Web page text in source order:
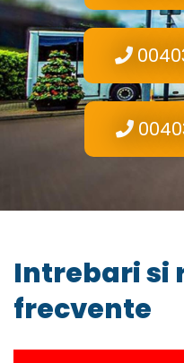
Intrebari si
frecvente